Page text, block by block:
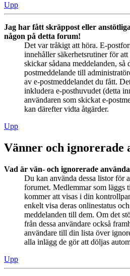
Upp
Jag har fått skräppost eller
någon på detta forum!
Det var tråkigt att höra. E-
innehåller säkerhetsrutiner för
skickar sådana meddelanden, så
postmeddelande till
av e-postmeddelandet du fått.
inkludera e-posthuvudet (detta
användaren som skickat e-
kan därefter vidta åtgärder.
Upp
Vänner och ignorerade
Vad är vän- och ignorerade
Du kan använda dessa listor för
forumet. Medlemmar som läggs
kommer att visas i din
enkelt visa deras onlinestatus
meddelanden till dem. Om det
från dessa användare också
användare till din lista över
alla inlägg de gör att döljas
Upp